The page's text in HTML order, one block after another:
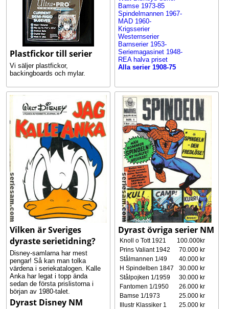
Plastfickor till serier
Vi säljer plastfickor,
backingboards och mylar.
Bamse 1973-85
Spindelmannen 1967-
MAD 1960-
Krigsserier
Westernserier
Barnserier 1953-
Seriemagasinet 1948-
REA halva priset
Alla serier 1908-75
Vilken är Sveriges
dyraste serietidning?
Disney-samlarna har mest
pengar! Så kan man tolka
värdena i seriekatalogen. Kalle
Anka har legat i topp ända
sedan de första prislistorna i
början av 1980-talet.
Dyrast Disney NM
Dyrast övriga serier NM
Knoll o Tott 1921
100.000kr
Prins Valiant 1942
70.000 kr
Stålmannen 1/49
40.000 kr
H Spindelben 1847
30.000 kr
Stålpojken 1/1959
30.000 kr
Fantomen 1/1950
26.000 kr
Bamse 1/1973
25.000 kr
Illustr Klassiker 1
25.000 kr